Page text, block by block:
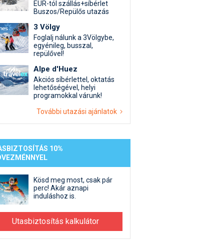
Termékkereső
egyéb síeléshez kapcsolódó téma
kapcsolatos kérdések és válaszok
beszélgetések
EUR-tól szállás+síbérlet
Buszos/Repülős utazás
3 Völgy
Foglalj nálunk a 3Völgybe,
egyénileg, busszal,
repülővel!
Alpe d'Huez
Akciós síbérlettel, oktatás
lehetőségével, helyi
programokkal várunk!
További utazási ajánlatok
10%
Kösd meg most, csak pár
perc! Akár aznapi
induláshoz is.
Utasbiztosítás kalkulátor